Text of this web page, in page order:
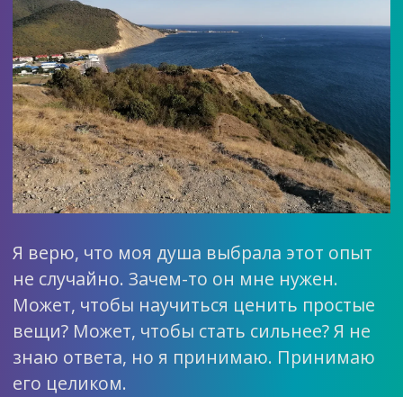
Я верю, что моя душа выбрала этот опыт
не случайно. Зачем-то он мне нужен.
Может, чтобы научиться ценить простые
вещи? Может, чтобы стать сильнее? Я не
знаю ответа, но я принимаю. Принимаю
его целиком.